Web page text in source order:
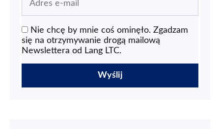
Nie chcę by mnie coś ominęło. Zgadzam
się na otrzymywanie drogą mailową
Newslettera od Lang LTC.